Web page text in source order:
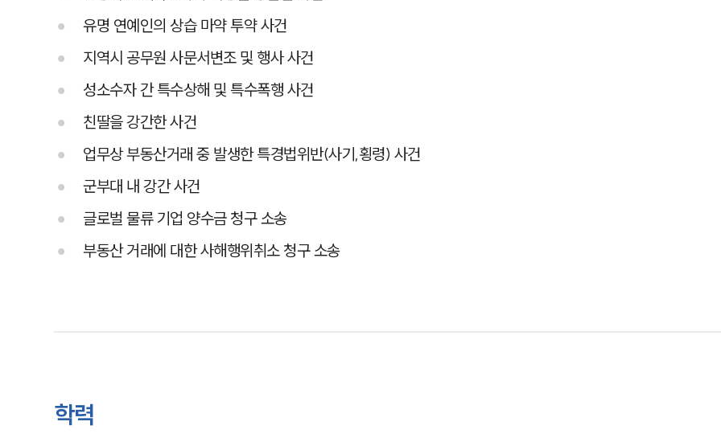
유명 연예인의 상습 마약 투약 사건
지역시 공무원 사문서변조 및 행사 사건
성소수자 간 특수상해 및 특수폭행 사건
친딸을 강간한 사건
업무상 부동산거래 중 발생한 특경법위반(사기,횡령) 사건
군부대 내 강간 사건
글로벌 물류 기업 양수금 청구 소송
부동산 거래에 대한 사해행위취소 청구 소송
학력